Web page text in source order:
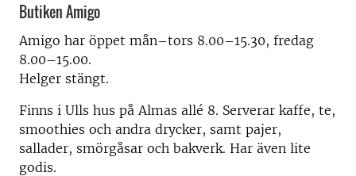
Butiken Amigo
Amigo har öppet mån–tors 8.00–15.30, fredag
8.00–15.00.
Helger stängt.
Finns i Ulls hus på Almas allé 8. Serverar kaffe, te,
smoothies och andra drycker, samt pajer,
sallader, smörgåsar och bakverk. Har även lite
godis.